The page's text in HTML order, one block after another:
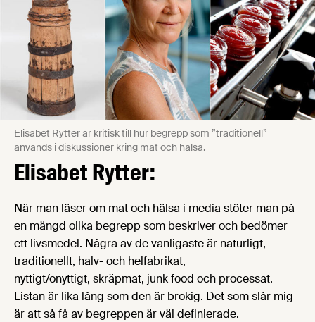
Elisabet Rytter är kritisk till hur begrepp som ”traditionell”
används i diskussioner kring mat och hälsa.
Elisabet Rytter:
När man läser om mat och hälsa i media stöter man på
en mängd olika begrepp som beskriver och bedömer
ett livsmedel. Några av de vanligaste är naturligt,
traditionellt, halv- och helfabrikat,
nyttigt/onyttigt, skräpmat, junk food och processat.
Listan är lika lång som den är brokig. Det som slår mig
är att så få av begreppen är väl definierade.